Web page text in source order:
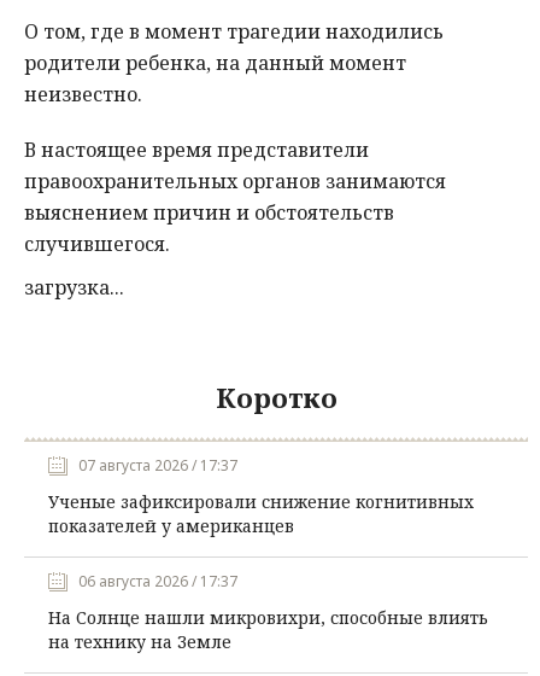
О том, где в момент трагедии находились
родители ребенка, на данный момент
неизвестно.
В настоящее время представители
правоохранительных органов занимаются
выяснением причин и обстоятельств
случившегося.
загрузка...
Коротко
07 августа 2026 / 17:37
Ученые зафиксировали снижение когнитивных
показателей у американцев
06 августа 2026 / 17:37
На Солнце нашли микровихри, способные влиять
на технику на Земле